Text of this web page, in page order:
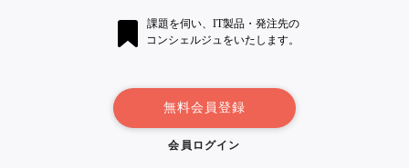
課題を伺い、IT製品・発注先の
コンシェルジュをいたします。
無料会員登録
会員ログイン